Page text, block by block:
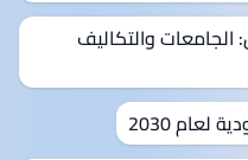
الجامعات والتكاليف
2030